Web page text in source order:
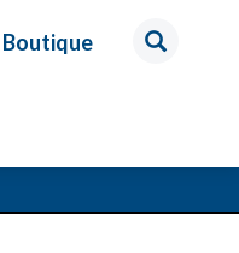
Boutique